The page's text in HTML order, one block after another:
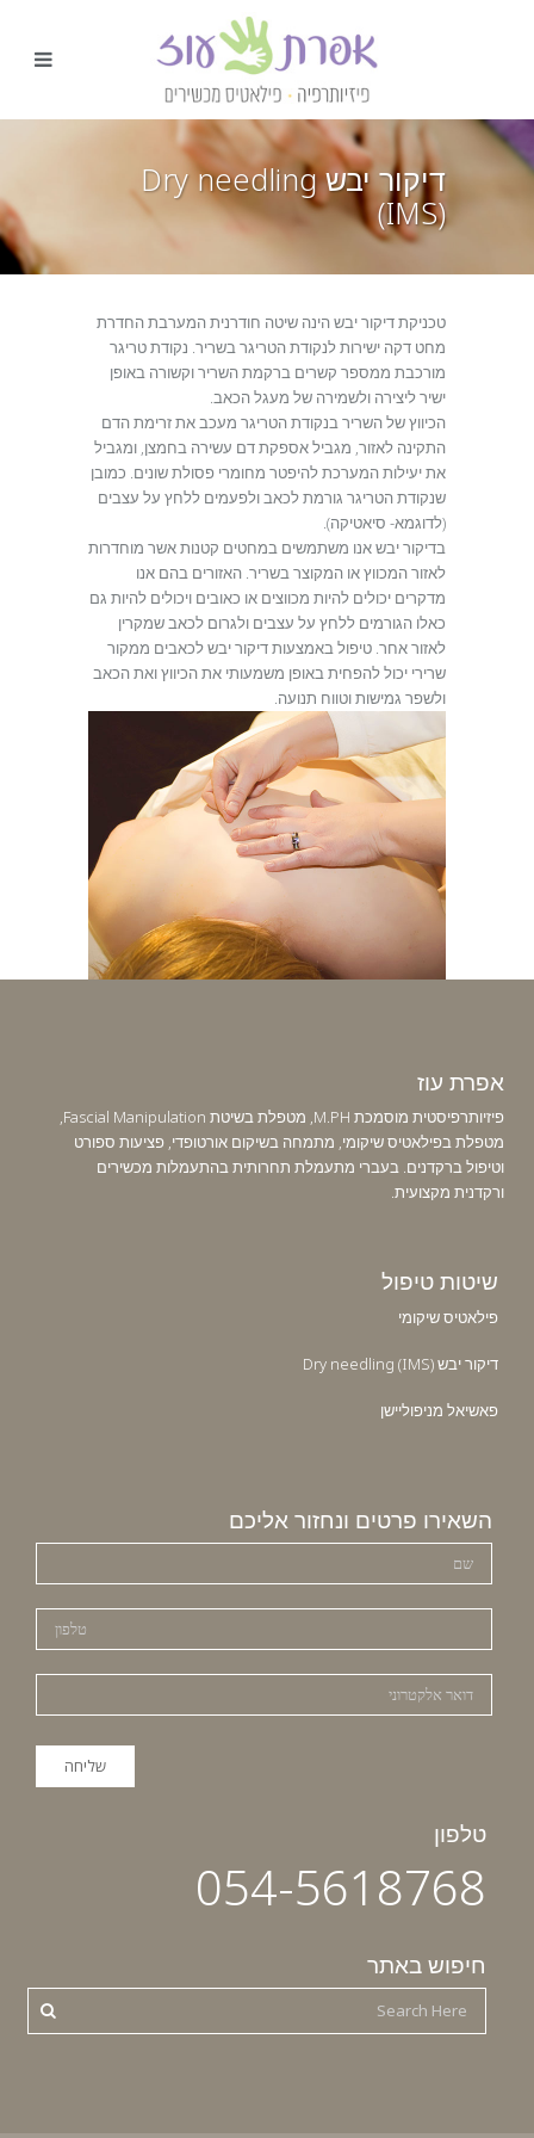
דיקור יבש Dry needling
(IMS)
טכניקת דיקור יבש הינה שיטה חודרנית המערבת החדרת
מחט דקה ישירות לנקודת הטריגר בשריר. נקודת טריגר
מורכבת ממספר קשרים ברקמת השריר וקשורה באופן
ישיר ליצירה ולשמירה של מעגל הכאב.
הכיווץ של השריר בנקודת הטריגר מעכב את זרימת הדם
התקינה לאזור, מגביל אספקת דם עשירה בחמצן, ומגביל
את יעילות המערכת להיפטר מחומרי פסולת שונים. כמובן
שנקודת הטריגר גורמת לכאב ולפעמים ללחץ על עצבים
(לדוגמא- סיאטיקה).
בדיקור יבש אנו משתמשים במחטים קטנות אשר מוחדרות
לאזור המכווץ או המקוצר בשריר. האזורים בהם אנו
מדקרים יכולים להיות מכווצים או כאובים ויכולים להיות גם
כאלו הגורמים ללחץ על עצבים ולגרום לכאב שמקרין
לאזור אחר. טיפול באמצעות דיקור יבש לכאבים ממקור
שרירי יכול להפחית באופן משמעותי את הכיווץ ואת הכאב
ולשפר גמישות וטווח תנועה.
אפרת עוז
פיזיותרפיסטית מוסמכת M.PH, מטפלת בשיטת Fascial Manipulation,
מטפלת בפילאטיס שיקומי, מתמחה בשיקום אורטופדי, פציעות ספורט
וטיפול ברקדנים. בעברי מתעמלת תחרותית בהתעמלות מכשירים
ורקדנית מקצועית.
שיטות טיפול
פילאטיס שיקומי
דיקור יבש Dry needling (IMS)
פאשיאל מניפוליישן
השאירו פרטים ונחזור אליכם
טלפון
054-5618768
חיפוש באתר